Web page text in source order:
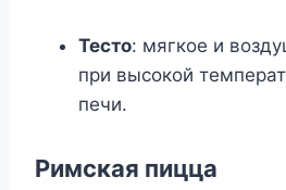
Тесто: мягкое и
при высокой
печи.
Римская пицца